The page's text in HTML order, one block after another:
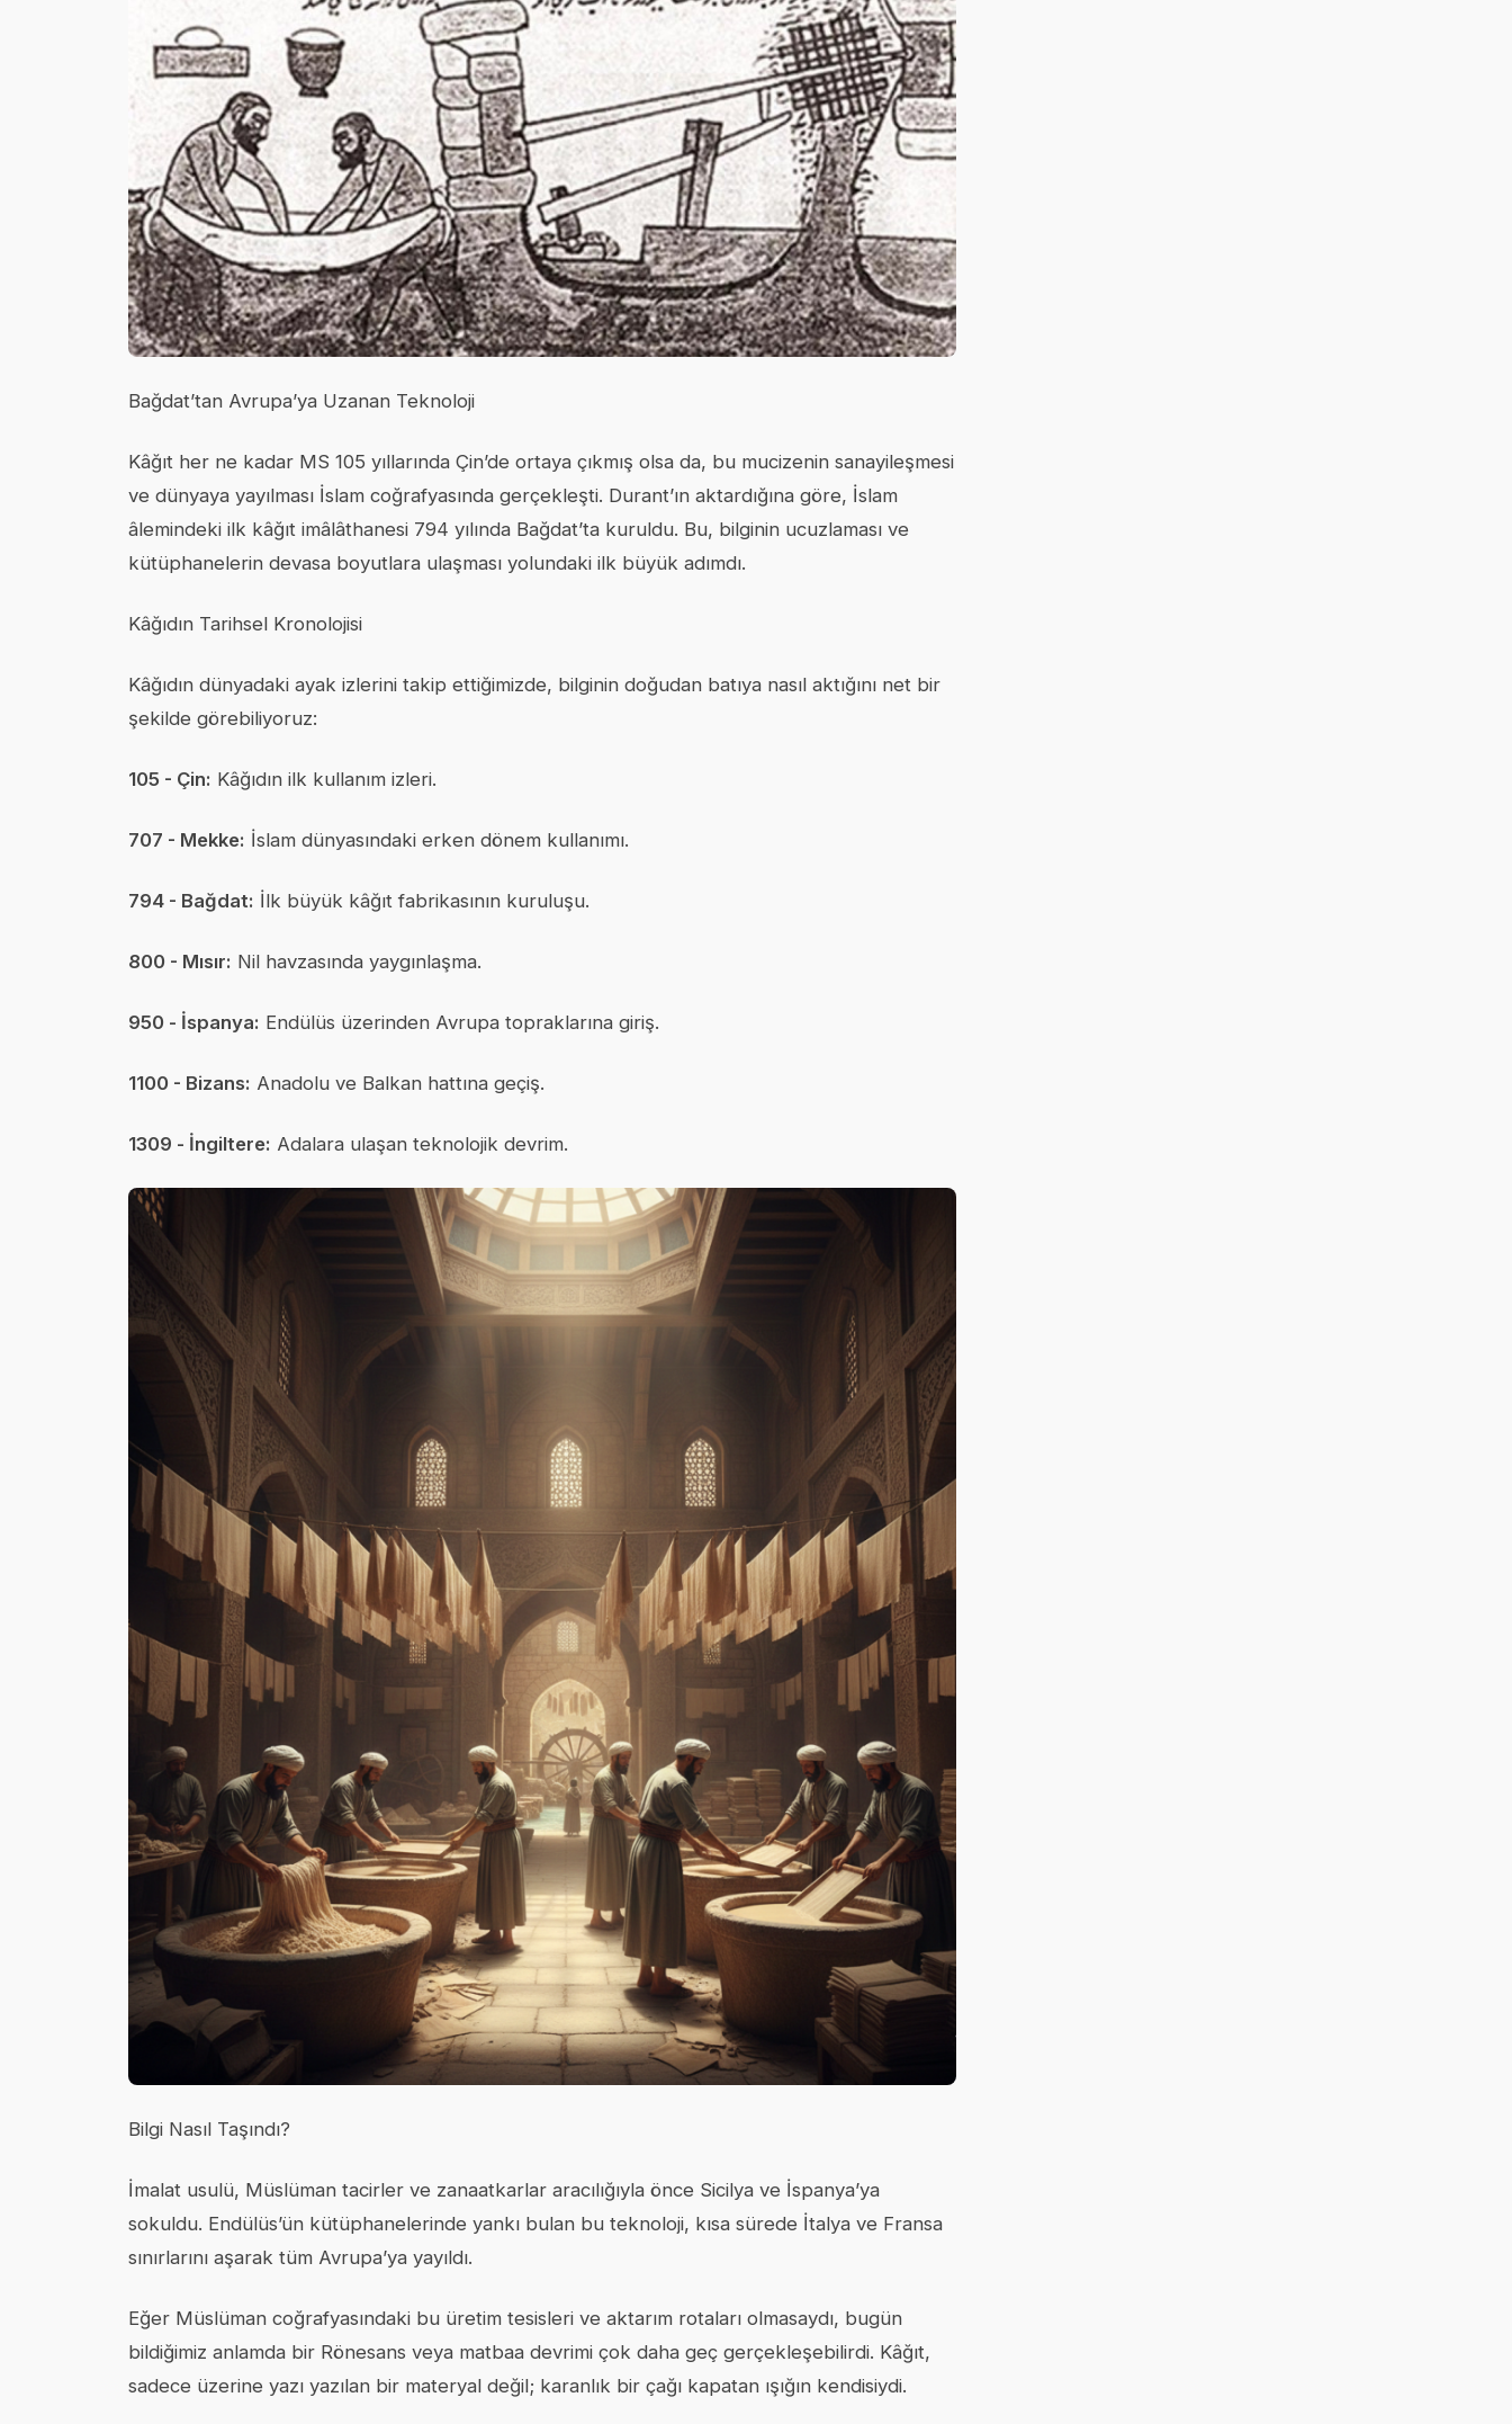
Bağdat’tan Avrupa’ya Uzanan Teknoloji
Kâğıt her ne kadar MS 105 yıllarında Çin’de ortaya çıkmış olsa da, bu mucizenin sanayileşmesi
ve dünyaya yayılması İslam coğrafyasında gerçekleşti. Durant’ın aktardığına göre, İslam
âlemindeki ilk kâğıt imâlâthanesi 794 yılında Bağdat’ta kuruldu. Bu, bilginin ucuzlaması ve
kütüphanelerin devasa boyutlara ulaşması yolundaki ilk büyük adımdı.
Kâğıdın Tarihsel Kronolojisi
Kâğıdın dünyadaki ayak izlerini takip ettiğimizde, bilginin doğudan batıya nasıl aktığını net bir
şekilde görebiliyoruz:
105 - Çin: Kâğıdın ilk kullanım izleri.
707 - Mekke: İslam dünyasındaki erken dönem kullanımı.
794 - Bağdat: İlk büyük kâğıt fabrikasının kuruluşu.
800 - Mısır: Nil havzasında yaygınlaşma.
950 - İspanya: Endülüs üzerinden Avrupa topraklarına giriş.
1100 - Bizans: Anadolu ve Balkan hattına geçiş.
1309 - İngiltere: Adalara ulaşan teknolojik devrim.
Bilgi Nasıl Taşındı?
İmalat usulü, Müslüman tacirler ve zanaatkarlar aracılığıyla önce Sicilya ve İspanya’ya
sokuldu. Endülüs’ün kütüphanelerinde yankı bulan bu teknoloji, kısa sürede İtalya ve Fransa
sınırlarını aşarak tüm Avrupa’ya yayıldı.
Eğer Müslüman coğrafyasındaki bu üretim tesisleri ve aktarım rotaları olmasaydı, bugün
bildiğimiz anlamda bir Rönesans veya matbaa devrimi çok daha geç gerçekleşebilirdi. Kâğıt,
sadece üzerine yazı yazılan bir materyal değil; karanlık bir çağı kapatan ışığın kendisiydi.